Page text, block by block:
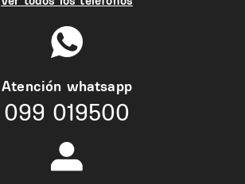
Atención whatsapp
099 019500